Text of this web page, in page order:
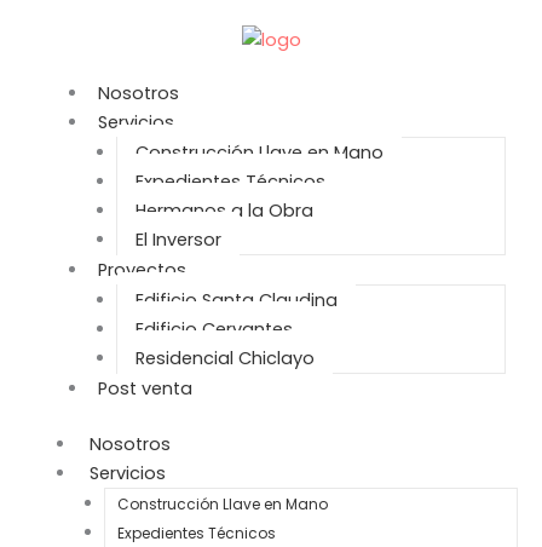
Nosotros
Servicios
Construcción Llave en Mano
Expedientes Técnicos
Hermanos a la Obra
El Inversor
Proyectos
Edificio Santa Claudina
Edificio Cervantes
Residencial Chiclayo
Post venta
Nosotros
Servicios
Construcción Llave en Mano
Expedientes Técnicos